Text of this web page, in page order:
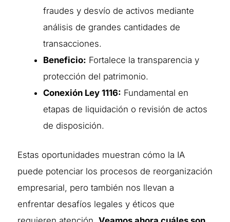
fraudes y desvío de activos mediante
análisis de grandes cantidades de
transacciones.
Beneficio: Fortalece la transparencia y
protección del patrimonio.
Conexión Ley 1116: Fundamental en
etapas de liquidación o revisión de actos
de disposición.
Estas oportunidades muestran cómo la IA
puede potenciar los procesos de reorganización
empresarial, pero también nos llevan a
enfrentar desafíos legales y éticos que